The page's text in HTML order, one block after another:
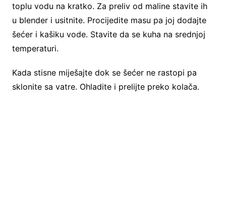
toplu vodu na kratko. Za preliv od maline stavite ih
u blender i usitnite. Procijedite masu pa joj dodajte
šećer i kašiku vode. Stavite da se kuha na srednjoj
temperaturi.
Kada stisne miješajte dok se šećer ne rastopi pa
sklonite sa vatre. Ohladite i prelijte preko kolača.